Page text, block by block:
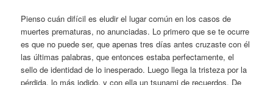
Pienso cuán difícil es eludir el lugar común en los casos de
muertes prematuras, no anunciadas. Lo primero que se te ocurre
es que no puede ser, que apenas tres días antes cruzaste con él
las últimas palabras, que entonces estaba perfectamente, el
sello de identidad de lo inesperado. Luego llega la tristeza por la
pérdida, lo más jodido, y con ella un tsunami de recuerdos. De